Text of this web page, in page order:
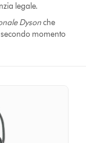
legale.
Dysonche
momento